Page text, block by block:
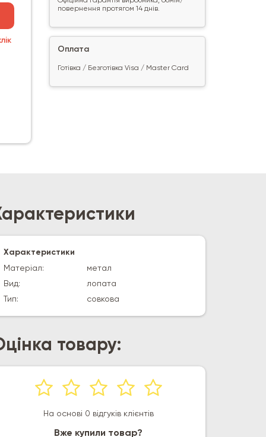
повернення протягом 14 днів.
Оплата
Готівка / Безготівка Visa / Master Card
Характеристики
Матеріал:
метал
Вид:
лопата
Тип:
совкова
товару:
На основі 0 відгуків клієнтів
Вже купили товар?